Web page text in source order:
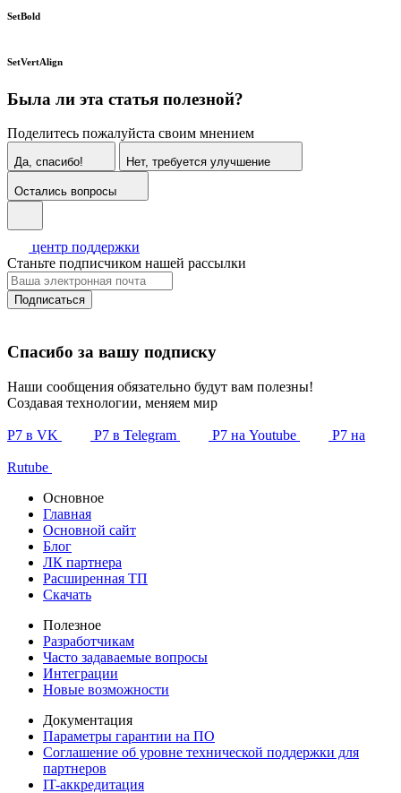
SetBold
SetVertAlign
Была ли эта статья полезной?
Поделитесь пожалуйста своим мнением
Да, спасибо! Нет, требуется улучшение
Остались вопросы
центр поддержки
Станьте подписчиком нашей рассылки
Подписаться
Спасибо за вашу подписку
Наши сообщения обязательно будут вам полезны!
Создавая технологии, меняем мир
Р7 в VK Р7 в Telegram Р7 на Youtube Р7 на
Rutube
Основное
Главная
Основной сайт
Блог
ЛК партнера
Расширенная ТП
Скачать
Полезное
Разработчикам
Часто задаваемые вопросы
Интеграции
Новые возможности
Документация
Параметры гарантии на ПО
Соглашение об уровне технической поддержки для
партнеров
IT-аккредитация